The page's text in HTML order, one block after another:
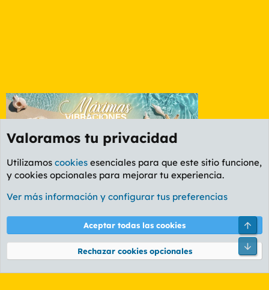
Foro Informática y Videojuegos
Cookies
PL OLDSTYLE AMARILLO
Términos y reglas Política de privacidad Ayuda
Community platform by XenForo® © 2010-2026 XenForo Ltd.
Valoramos tu privacidad
Utilizamos cookies esenciales para que este sitio funcione,
y cookies opcionales para mejorar tu experiencia.
Ver más información y configurar tus preferencias
Aceptar todas las cookies
Rechazar cookies opcionales
Pie